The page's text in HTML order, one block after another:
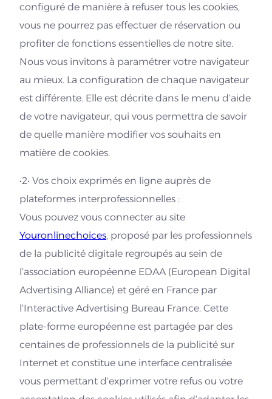
configuré de manière à refuser tous les cookies,
vous ne pourrez pas effectuer de réservation ou
profiter de fonctions essentielles de notre site.
Nous vous invitons à paramétrer votre navigateur
au mieux. La configuration de chaque navigateur
est différente. Elle est décrite dans le menu d’aide
de votre navigateur, qui vous permettra de savoir
de quelle manière modifier vos souhaits en
matière de cookies.
•2• Vos choix exprimés en ligne auprès de
plateformes interprofessionnelles :
Vous pouvez vous connecter au site
Youronlinechoices, proposé par les professionnels
de la publicité digitale regroupés au sein de
l’association européenne EDAA (European Digital
Advertising Alliance) et géré en France par
l’Interactive Advertising Bureau France. Cette
plate-forme européenne est partagée par des
centaines de professionnels de la publicité sur
Internet et constitue une interface centralisée
vous permettant d’exprimer votre refus ou votre